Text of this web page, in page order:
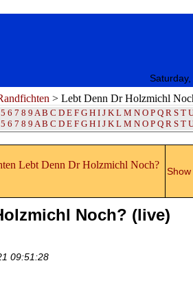
> Lebt Denn Dr Holzmichl
5 6 7 8 9 A B C D E F G H I J K L M N O P Q R S T
6 7 8 9A B C D E F G H I J K L M N O P Q R S T
Show
Noch? (live)
09:51:28